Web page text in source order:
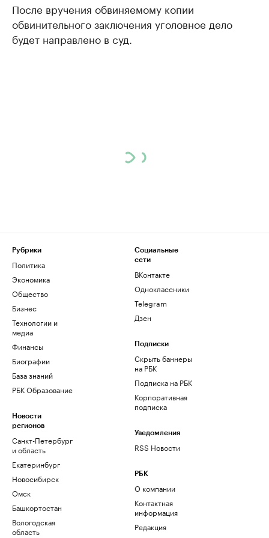
После вручения обвиняемому копии
обвинительного заключения уголовное дело
будет направлено в суд.
Рубрики
Политика
Экономика
Общество
Бизнес
Технологии и
медиа
Финансы
Биографии
База знаний
РБК Образование
Новости
регионов
Санкт-Петербург
и область
Екатеринбург
Новосибирск
Омск
Башкортостан
Вологодская
область
Социальные
сети
ВКонтакте
Одноклассники
Telegram
Дзен
Подписки
Скрыть баннеры
на РБК
Подписка на РБК
Корпоративная
подписка
Уведомления
RSS Новости
РБК
О компании
Контактная
информация
Редакция